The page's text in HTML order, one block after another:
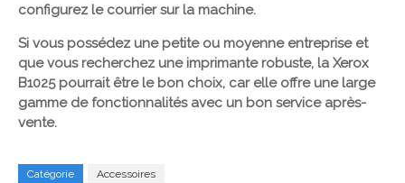
configurez le courrier sur la machine.
Si vous possédez une petite ou moyenne entreprise et
que vous recherchez une imprimante robuste, la Xerox
B1025 pourrait être le bon choix, car elle offre une large
gamme de fonctionnalités avec un bon service après-
vente.
Catégorie Accessoires